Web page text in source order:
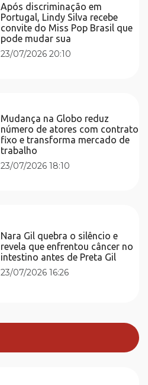
Após discriminação em
Portugal, Lindy Silva recebe
convite do Miss Pop Brasil que
pode mudar sua
23/07/2026 20:10
Mudança na Globo reduz
número de atores com contrato
fixo e transforma mercado de
trabalho
23/07/2026 18:10
Nara Gil quebra o silêncio e
revela que enfrentou câncer no
intestino antes de Preta Gil
23/07/2026 16:26